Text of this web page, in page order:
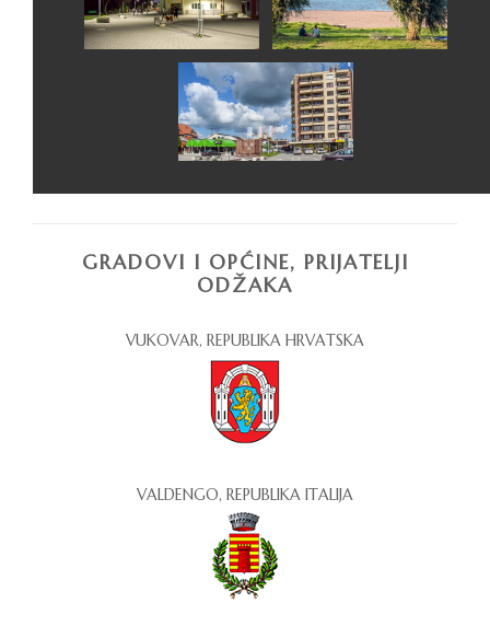
GRADOVI I OPĆINE, PRIJATELJI
ODŽAKA
VUKOVAR, REPUBLIKA HRVATSKA
VALDENGO, REPUBLIKA ITALIJA